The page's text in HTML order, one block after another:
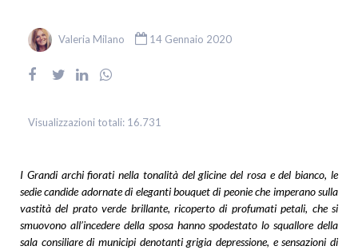
Valeria Milano 14 Gennaio 2020
Visualizzazioni totali: 16.731
I Grandi archi fiorati nella tonalità del glicine del rosa e del bianco, le
sedie candide adornate di eleganti bouquet di peonie che imperano sulla
vastità del prato verde brillante, ricoperto di profumati petali, che si
smuovono all’incedere della sposa hanno spodestato lo squallore della
sala consiliare di municipi denotanti grigia depressione, e sensazioni di